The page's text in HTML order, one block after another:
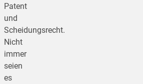
Patent
und
Scheidungsrecht.
Nicht
immer
seien
es